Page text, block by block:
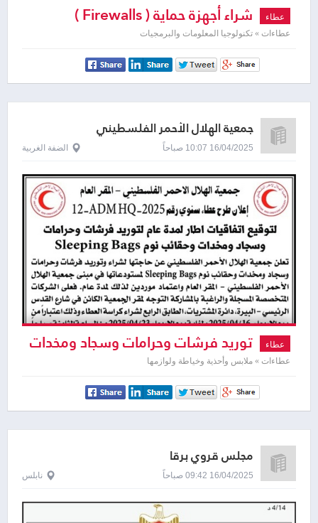
عطاء شراء أجهزة حماية ( Firewalls )
وتراخيصها
عطاءات » تكنولوجيا المعلومات والبرمجيات
جمعية الهلال الأحمر الفلسطيني
16/04/2025 10:07 صباحاً الضفة الغربية
عطاء توريد فرشات وحرامات وسجاد ومخدات
وحقائب نوم Sleeping Bags
عطاءات » ملابس وأحذية وخياطة ولوازمها
مجلس قروي برقا
16/04/2025 09:42 صباحاً نابلس